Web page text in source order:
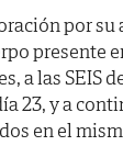
por su
presente
a las SEIS
23, y a
en el